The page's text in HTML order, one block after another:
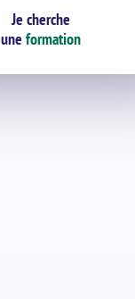
Je cherche
une formation